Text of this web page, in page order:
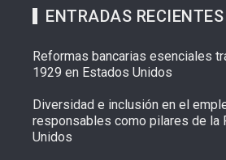
ENTRADAS RECIENTES
Reformas bancarias esenciales
1929 en Estados Unidos
Diversidad e inclusión en el
responsables como pilares de la
Unidos